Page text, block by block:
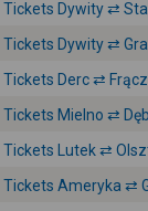
Tickets Dywity ⇄
Tickets Dywity ⇄
Tickets Derc ⇄
Tickets Mielno ⇄
Tickets Lutek ⇄
Tickets Ameryka ⇄